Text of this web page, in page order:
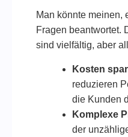
Man könnte meinen,
Fragen beantwortet.
sind vielfältig, aber
Kosten
reduzieren
die Kunden
Komplexe
der